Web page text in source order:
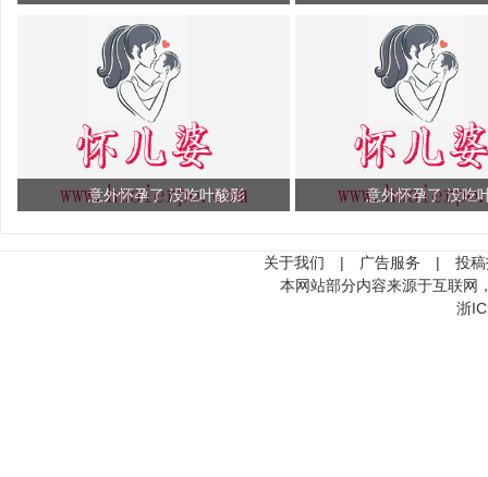
意外怀孕了 没吃叶酸影 意外怀孕了 没吃
关于我们 | 广告服务 |
投
本网站部分内容来源于互联网
浙